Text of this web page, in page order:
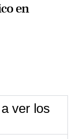
en
ver los